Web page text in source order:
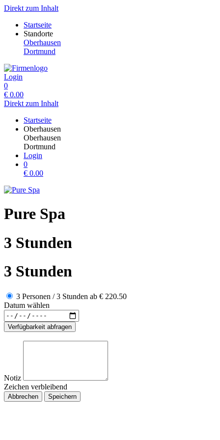
Direkt zum Inhalt
Startseite
Standorte
Oberhausen
Dortmund
Login
0
€ 0.00
Direkt zum Inhalt
Startseite
Oberhausen
Oberhausen
Dortmund
Login
0
€ 0.00
Pure Spa
3 Stunden
3 Stunden
3 Personen / 3 Stunden ab € 220.50
Datum wählen
Verfügbarkeit abfragen
Notiz
Zeichen verbleibend
Abbrechen Speichern